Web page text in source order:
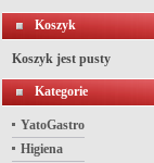
Koszyk
Koszyk jest pusty
Kategorie
YatoGastro
Higiena